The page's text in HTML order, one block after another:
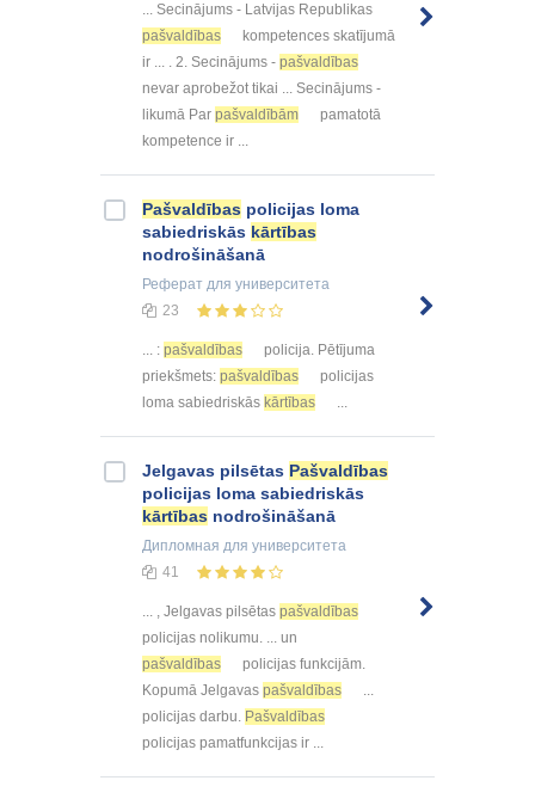
... Secinājums - Latvijas Republikas
pašvaldības
kompetences skatījumā
ir ... . 2. Secinājums - pašvaldības
nevar aprobežot tikai ... Secinājums -
likumā Par pašvaldībām
pamatotā
kompetence ir ...
Pašvaldības policijas loma
sabiedriskās kārtības
nodrošināšanā
Реферат для университета
23
... : pašvaldības
policija. Pētījuma
priekšmets: pašvaldības
policijas
loma sabiedriskās kārtības
Jelgavas pilsētas Pašvaldības
policijas loma sabiedriskās
kārtības nodrošināšanā
Дипломная для университета
41
... , Jelgavas pilsētas pašvaldības
policijas nolikumu. ... un
pašvaldības
policijas funkcijām.
Kopumā Jelgavas pašvaldības
policijas darbu. Pašvaldības
policijas pamatfunkcijas ir ...